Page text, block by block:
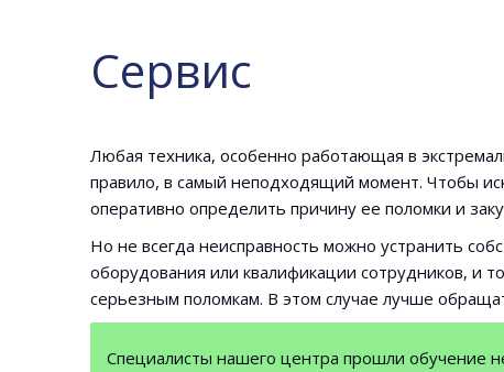
Сервис
Любая техника, особенно работающая в
правило, в самый неподходящий момент. Чтобы
оперативно определить причину ее поломки и
Но не всегда неисправность можно устранить
оборудования или квалификации сотрудников, и
серьезным поломкам. В этом случае лучше
Специалисты нашего центра прошли обучение